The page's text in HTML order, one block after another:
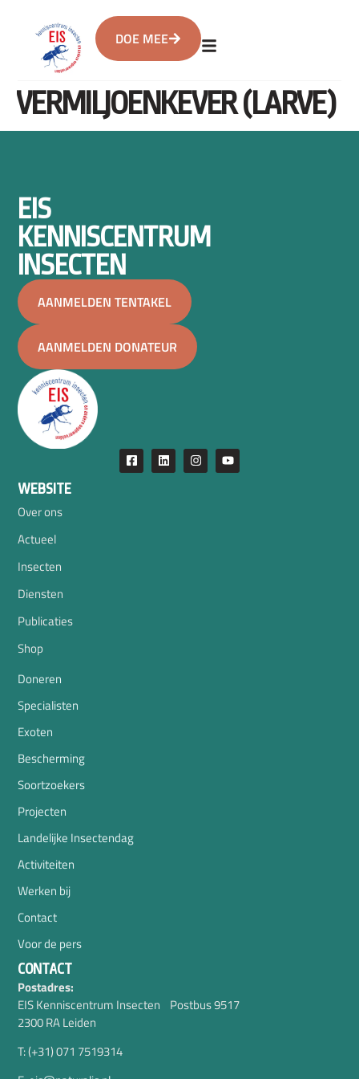
DOE MEE
VERMILJOENKEVER (LARVE)
EIS
KENNISCENTRUM
INSECTEN
AANMELDEN TENTAKEL
AANMELDEN DONATEUR
WEBSITE
Over ons
Actueel
Insecten
Diensten
Publicaties
Shop
Doneren
Specialisten
Exoten
Bescherming
Soortzoekers
Projecten
Landelijke Insectendag
Activiteiten
Werken bij
Contact
Voor de pers
CONTACT
Postadres:
EIS Kenniscentrum Insecten Postbus 9517
2300 RA Leiden
T: (+31) 071 7519314